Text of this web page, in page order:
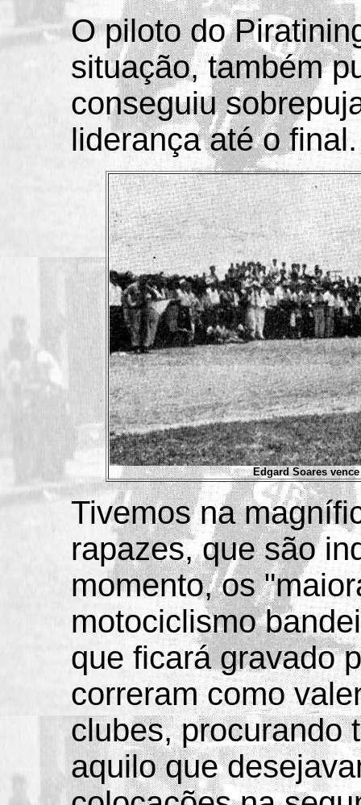
O piloto do
situação, também
conseguiu
liderança até o final.
Edgard Soares
Tivemos na
rapazes, que são
momento, os
motociclismo
que ficará gravado
correram como
clubes, procurando
aquilo que